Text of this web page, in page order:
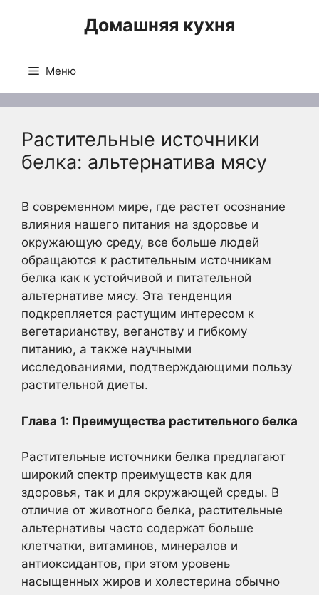
Домашняя кухня
Меню
Растительные источники
белка: альтернатива мясу
В современном мире, где растет осознание
влияния нашего питания на здоровье и
окружающую среду, все больше людей
обращаются к растительным источникам
белка как к устойчивой и питательной
альтернативе мясу. Эта тенденция
подкрепляется растущим интересом к
вегетарианству, веганству и гибкому
питанию, а также научными
исследованиями, подтверждающими пользу
растительной диеты.
Глава 1: Преимущества растительного белка
Растительные источники белка предлагают
широкий спектр преимуществ как для
здоровья, так и для окружающей среды. В
отличие от животного белка, растительные
альтернативы часто содержат больше
клетчатки, витаминов, минералов и
антиоксидантов, при этом уровень
насыщенных жиров и холестерина обычно